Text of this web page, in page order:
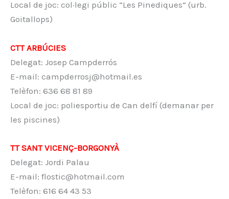
Local de joc: col·legi públic “Les Pinediques” (urb.
Goitallops)
CTT ARBÚCIES
Delegat: Josep Campderrós
E-mail: campderrosj@hotmail.es
Telèfon: 636 68 81 89
Local de joc: poliesportiu de Can delfí (demanar per
les piscines)
TT SANT VICENÇ-BORGONYÀ
Delegat: Jordi Palau
E-mail: flostic@hotmail.com
Telèfon: 616 64 43 53